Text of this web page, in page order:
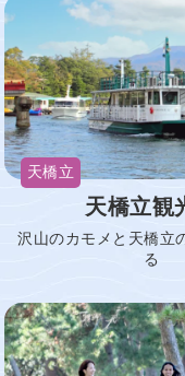
天橋立
天橋立観
沢山のカモメと天橋立
る